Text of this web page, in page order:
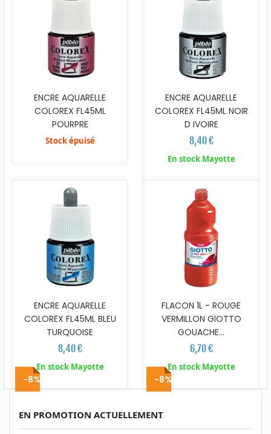
ENCRE AQUARELLE
COLOREX FL45ML
POURPRE
Stock épuisé
ENCRE AQUARELLE
COLOREX FL45ML NOIR
D IVOIRE
8,40 €
En stock Mayotte
ENCRE AQUARELLE
COLOREX FL45ML BLEU
TURQUOISE
8,40 €
En stock Mayotte
FLACON 1L - ROUGE
VERMILLON GIOTTO
GOUACHE...
6,70 €
En stock Mayotte
EN PROMOTION ACTUELLEMENT
-8% -8%